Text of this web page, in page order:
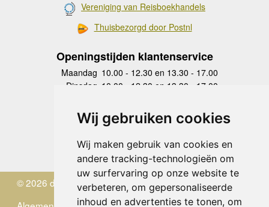
Wij gebruiken cookies
Wij maken gebruik van cookies en
andere tracking-technologieën om
uw surfervaring op onze website te
verbeteren, om gepersonaliseerde
inhoud en advertenties te tonen, om
Vereniging van Reisboekhandels
Thuisbezorgd door Postnl
Openingstijden klantenservice
Maandag 10.00 - 12.30 en 13.30 - 17.00
Dinsdag 10.00 - 12.30 en 13.30 - 17.00
Donderdag
10.00 - 12.30 en 13.30 - 17.00
Vrijdag 10.00 - 12.30 en 13.30 - 17.00
Zaterdag
gesloten
Zondag gesloten
© 2026 de Zwerver